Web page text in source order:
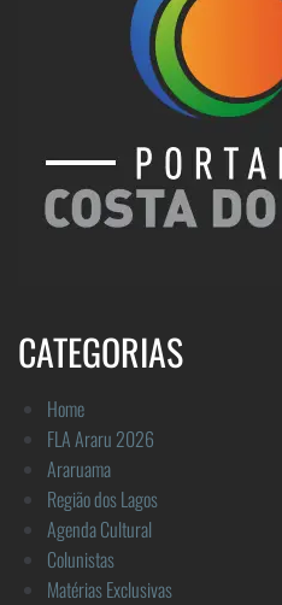
CATEGORIAS
Home
FLA Araru 2026
Araruama
Região dos Lagos
Agenda Cultural
Colunistas
Matérias Exclusivas